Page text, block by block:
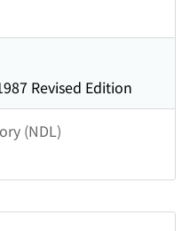
Revised Edition
(NDL)